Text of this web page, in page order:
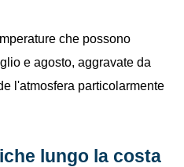
che possono
e agosto, aggravate da
l'atmosfera particolarmente
lungo la costa